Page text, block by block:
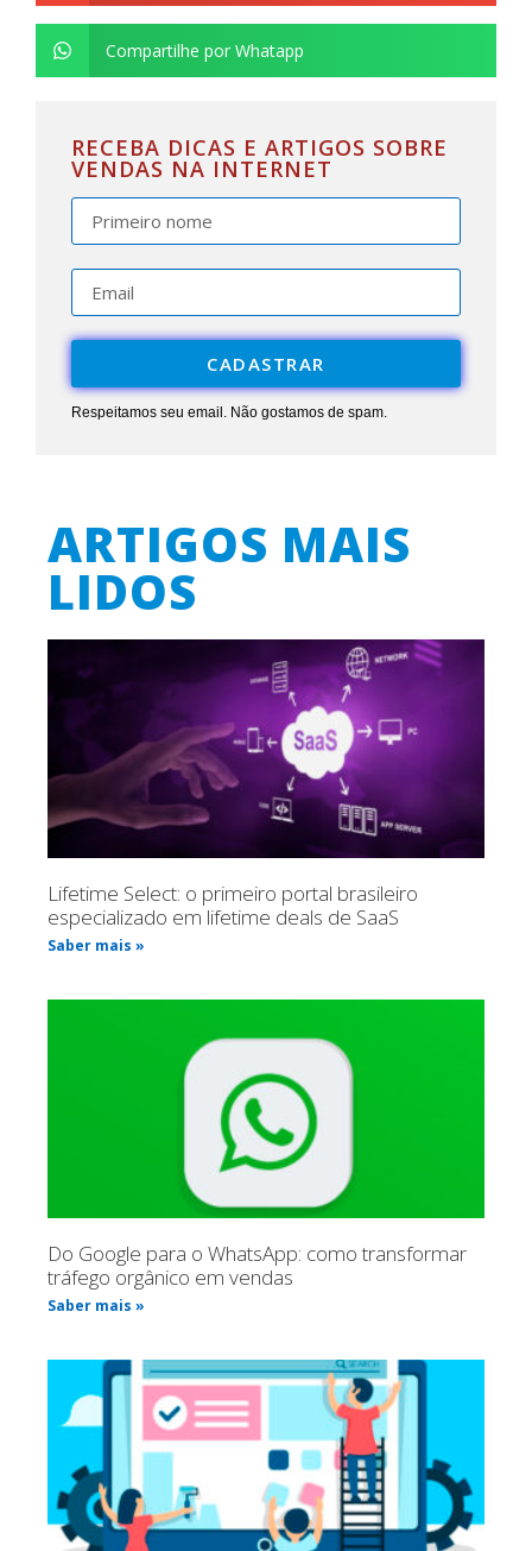
Compartilhe por Whatapp
RECEBA DICAS E ARTIGOS SOBRE
VENDAS NA INTERNET
CADASTRAR
Respeitamos seu email. Não gostamos de spam.
ARTIGOS MAIS
LIDOS
Lifetime Select: o primeiro portal brasileiro
especializado em lifetime deals de SaaS
Saber mais »
Do Google para o WhatsApp: como transformar
tráfego orgânico em vendas
Saber mais »